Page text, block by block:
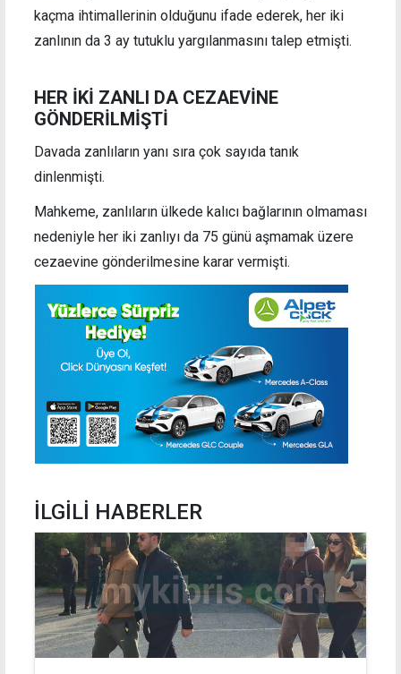
kaçma ihtimallerinin olduğunu ifade ederek, her iki
zanlının da 3 ay tutuklu yargılanmasını talep etmişti.
HER İKİ ZANLI DA CEZAEVİNE
GÖNDERİLMİŞTİ
Davada zanlıların yanı sıra çok sayıda tanık
dinlenmişti.
Mahkeme, zanlıların ülkede kalıcı bağlarının olmaması
nedeniyle her iki zanlıyı da 75 günü aşmamak üzere
cezaevine gönderilmesine karar vermişti.
İLGİLİ HABERLER